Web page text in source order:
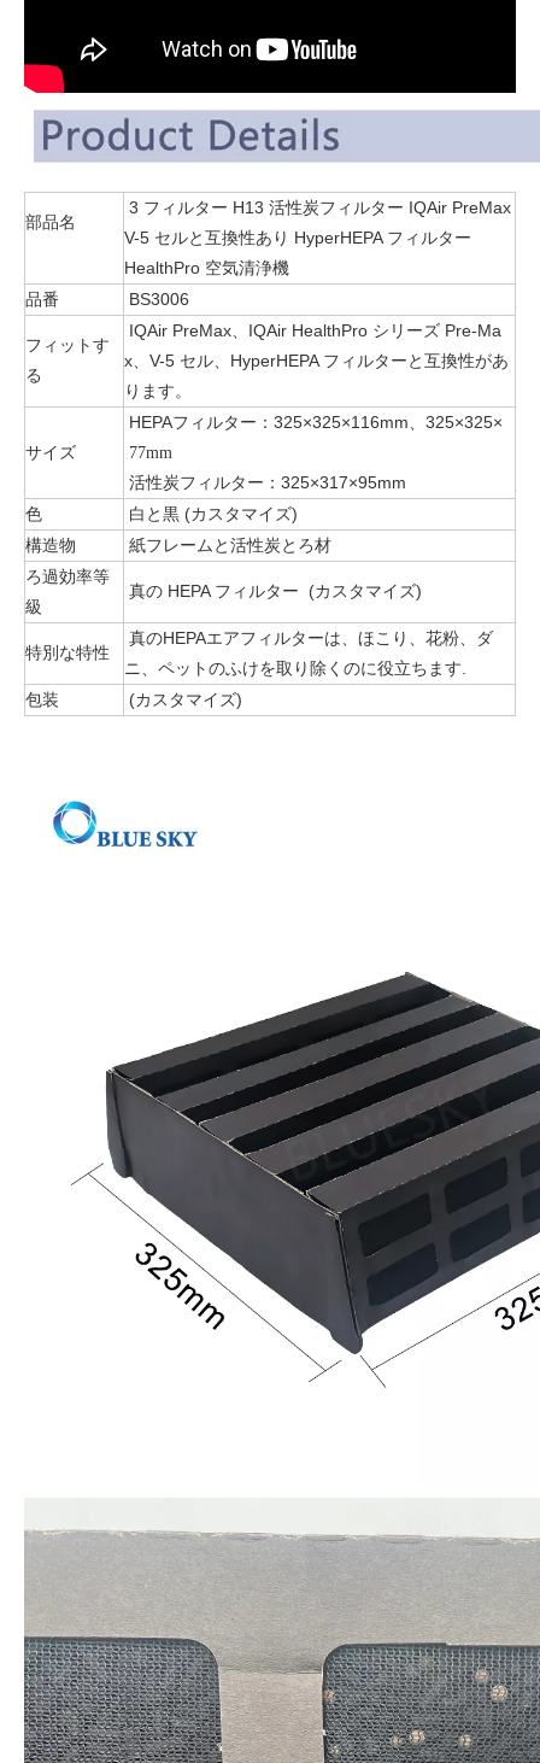
部品名
3 フィルター H13 活性炭フィルター IQAir PreMax
V-5 セルと互換性あり HyperHEPA フィルター
HealthPro 空気清浄機
品番
BS3006
フィットす
る
IQAir PreMax、IQAir HealthPro シリーズ Pre-Ma
x、V-5 セル、HyperHEPA フィルターと互換性があ
ります。
サイズ
HEPAフィルター：325×325×116mm、325×325×
77mm
活性炭フィルター：325×317×95mm
色
白と黒 (カスタマイズ)
構造物
紙フレームと活性炭とろ材
ろ過効率等
級
真の HEPA フィルター (カスタマイズ)
特別な特性
真のHEPAエアフィルターは、ほこり、花粉、ダ
ニ、ペットのふけを取り除くのに役立ちます.
包装
(カスタマイズ)